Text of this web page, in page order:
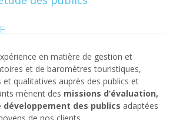
en matière de gestion et
et de baromètres touristiques,
et qualitatives auprès des publics et
mènent des missions d’évaluation,
développement des publics adaptées